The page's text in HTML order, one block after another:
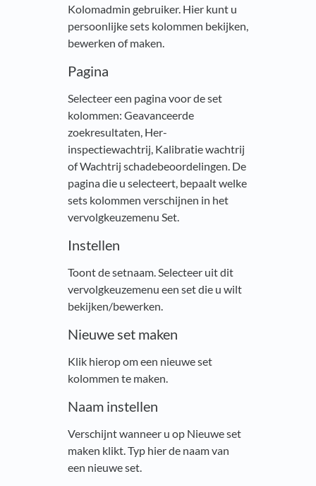
Kolomadmin gebruiker. Hier kunt u
persoonlijke sets kolommen bekijken,
bewerken of maken.
Pagina
Selecteer een pagina voor de set
kolommen: Geavanceerde
zoekresultaten, Her-
inspectiewachtrij, Kalibratie wachtrij
of Wachtrij schadebeoordelingen. De
pagina die u selecteert, bepaalt welke
sets kolommen verschijnen in het
vervolgkeuzemenu Set.
Instellen
Toont de setnaam. Selecteer uit dit
vervolgkeuzemenu een set die u wilt
bekijken/bewerken.
Nieuwe set maken
Klik hierop om een nieuwe set
kolommen te maken.
Naam instellen
Verschijnt wanneer u op Nieuwe set
maken klikt. Typ hier de naam van
een nieuwe set.